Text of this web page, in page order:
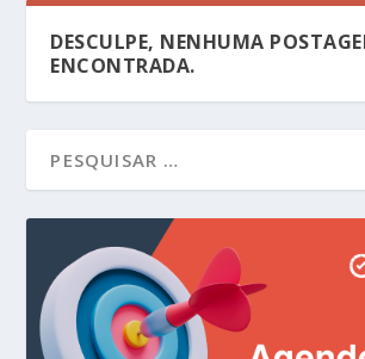
DESCULPE, NENHUMA
ENCONTRADA.